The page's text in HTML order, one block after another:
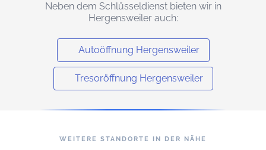
Neben dem Schlüsseldienst bieten wir in
Hergensweiler auch:
Autoöffnung Hergensweiler
Tresoröffnung Hergensweiler
WEITERE STANDORTE IN DER NÄHE